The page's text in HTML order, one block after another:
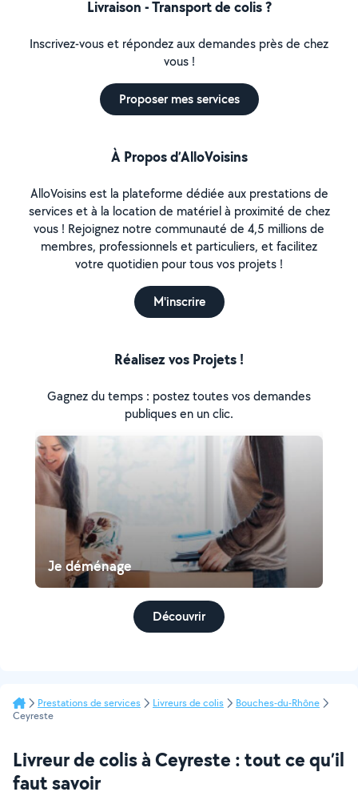
Livraison - Transport de colis ?
Inscrivez-vous et répondez aux demandes près de chez
vous !
Proposer mes services
À Propos d’AlloVoisins
AlloVoisins est la plateforme dédiée aux prestations de
services et à la location de matériel à proximité de chez
vous ! Rejoignez notre communauté de 4,5 millions de
membres, professionnels et particuliers, et facilitez
votre quotidien pour tous vos projets !
M'inscrire
Réalisez vos Projets !
Gagnez du temps : postez toutes vos demandes
publiques en un clic.
Je déménage
Découvrir
Prestations de services Livreurs de colis
Bouches-du-Rhône
Ceyreste
Livreur de colis à Ceyreste : tout ce qu’il
faut savoir